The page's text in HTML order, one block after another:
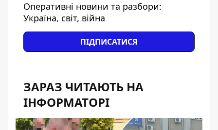
Оперативні новини та разбори:
Україна, світ, війна
ПІДПИСАТИСЯ
ЗАРАЗ ЧИТАЮТЬ НА
ІНФОРМАТОРІ